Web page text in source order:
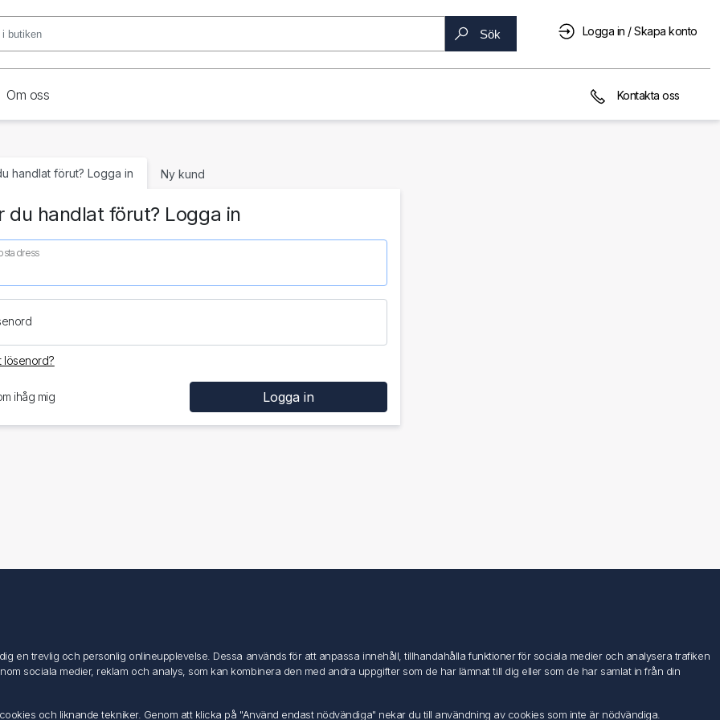
Sök Logga in / Skapa konto
Om oss Kontakta oss
handlat förut? Logga in Ny kund
du handlat förut? Logga in
lösenord?
ihåg mig
Mina ordrar
en trevlig och personlig onlineupplevelse. Dessa används för att anpassa innehåll, tillhandahålla funktioner för sociala medier och analysera trafiken
sociala medier, reklam och analys, som kan kombinera den med andra uppgifter som de har lämnat till dig eller som de har samlat in från din
och liknande tekniker. Genom att klicka på "Använd endast nödvändiga" nekar du till användning av cookies som inte är nödvändiga.